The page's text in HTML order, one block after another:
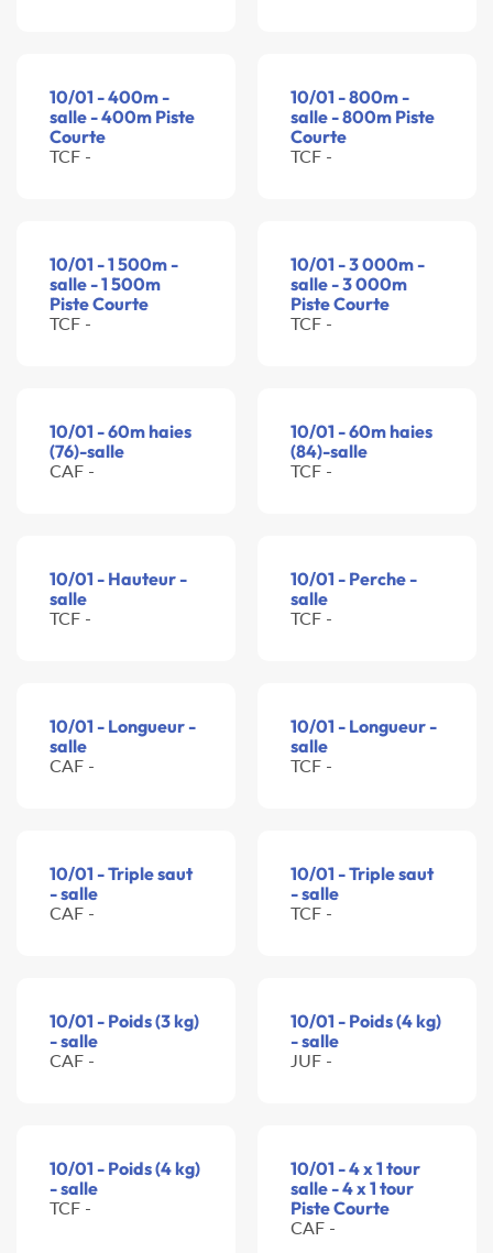
10/01 - 400m -
salle - 400m Piste
Courte
TCF -
10/01 - 800m -
salle - 800m Piste
Courte
TCF -
10/01 - 1 500m -
salle - 1 500m
Piste Courte
TCF -
10/01 - 3 000m -
salle - 3 000m
Piste Courte
TCF -
10/01 - 60m haies
(76)-salle
CAF -
10/01 - 60m haies
(84)-salle
TCF -
10/01 - Hauteur -
salle
TCF -
10/01 - Perche -
salle
TCF -
10/01 - Longueur -
salle
CAF -
10/01 - Longueur -
salle
TCF -
10/01 - Triple saut
- salle
CAF -
10/01 - Triple saut
- salle
TCF -
10/01 - Poids (3 kg)
- salle
CAF -
10/01 - Poids (4 kg)
- salle
JUF -
10/01 - Poids (4 kg)
- salle
TCF -
10/01 - 4 x 1 tour
salle - 4 x 1 tour
Piste Courte
CAF -